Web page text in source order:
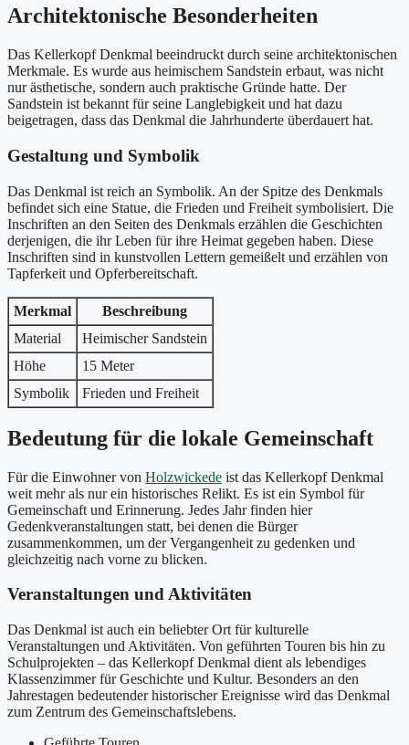
Architektonische Besonderheiten
Das Kellerkopf Denkmal beeindruckt durch seine architektonischen
Merkmale. Es wurde aus heimischem Sandstein erbaut, was nicht
nur ästhetische, sondern auch praktische Gründe hatte. Der
Sandstein ist bekannt für seine Langlebigkeit und hat dazu
beigetragen, dass das Denkmal die Jahrhunderte überdauert hat.
Gestaltung und Symbolik
Das Denkmal ist reich an Symbolik. An der Spitze des Denkmals
befindet sich eine Statue, die Frieden und Freiheit symbolisiert. Die
Inschriften an den Seiten des Denkmals erzählen die Geschichten
derjenigen, die ihr Leben für ihre Heimat gegeben haben. Diese
Inschriften sind in kunstvollen Lettern gemeißelt und erzählen von
Tapferkeit und Opferbereitschaft.
Merkmal
Beschreibung
Material
Heimischer Sandstein
Höhe
15 Meter
Symbolik
Frieden und Freiheit
Bedeutung für die lokale Gemeinschaft
Für die Einwohner von Holzwickede ist das Kellerkopf Denkmal
weit mehr als nur ein historisches Relikt. Es ist ein Symbol für
Gemeinschaft und Erinnerung. Jedes Jahr finden hier
Gedenkveranstaltungen statt, bei denen die Bürger
zusammenkommen, um der Vergangenheit zu gedenken und
gleichzeitig nach vorne zu blicken.
Veranstaltungen und Aktivitäten
Das Denkmal ist auch ein beliebter Ort für kulturelle
Veranstaltungen und Aktivitäten. Von geführten Touren bis hin zu
Schulprojekten – das Kellerkopf Denkmal dient als lebendiges
Klassenzimmer für Geschichte und Kultur. Besonders an den
Jahrestagen bedeutender historischer Ereignisse wird das Denkmal
zum Zentrum des Gemeinschaftslebens.